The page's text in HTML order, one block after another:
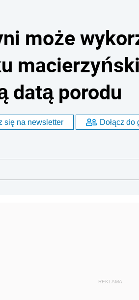
może
datą porodu
się na newsletter Dołącz do